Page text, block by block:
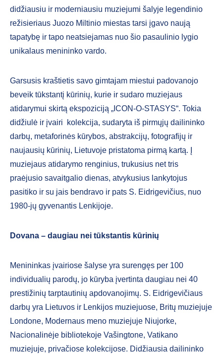
didžiausiu ir moderniausiu muziejumi šalyje legendinio
režisieriaus Juozo Miltinio miestas tarsi įgavo naują
tapatybę ir tapo neatsiejamas nuo šio pasaulinio lygio
unikalaus menininko vardo.
Garsusis kraštietis savo gimtajam miestui padovanojo
beveik tūkstantį kūrinių, kurie ir sudaro muziejaus
atidarymui skirtą ekspoziciją „ICON-O-STASYS“. Tokia
didžiulė ir įvairi kolekcija, sudaryta iš pirmųjų dailininko
darbų, metaforinės kūrybos, abstrakcijų, fotografijų ir
naujausių kūrinių, Lietuvoje pristatoma pirmą kartą. Į
muziejaus atidarymo renginius, trukusius net tris
praėjusio savaitgalio dienas, atvykusius lankytojus
pasitiko ir su jais bendravo ir pats S. Eidrigevičius, nuo
1980-jų gyvenantis Lenkijoje.
Dovana – daugiau nei tūkstantis kūrinių
Menininkas įvairiose šalyse yra surengęs per 100
individualių parodų, jo kūryba įvertinta daugiau nei 40
prestižinių tarptautinių apdovanojimų. S. Eidrigevičiaus
darbų yra Lietuvos ir Lenkijos muziejuose, Britų muziejuje
Londone, Modernaus meno muziejuje Niujorke,
Nacionalinėje bibliotekoje Vašingtone, Vatikano
muziejuje, privačiose kolekcijose. Didžiausia dailininko